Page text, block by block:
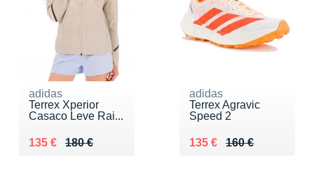
adidas
Terrex Xperior
Casaco Leve Rai...
180 €
Au lieu de 180 €
135 €
Vendu 135 €
adidas
Terrex Agravic
Speed 2
160 €
Au lieu de 160 €
135 €
Vendu 135 €